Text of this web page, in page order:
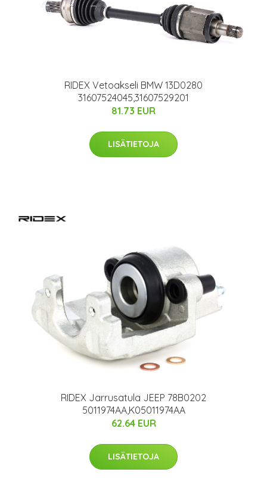
RIDEX Vetoakseli BMW 13D0280
31607524045,31607529201
81.73 EUR
LISÄTIETOJA
RIDEX Jarrusatula JEEP 78B0202
5011974AA,K05011974AA
62.64 EUR
LISÄTIETOJA